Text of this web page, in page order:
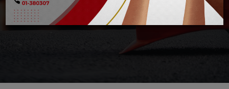
Home လွယ်အိတ် 16″